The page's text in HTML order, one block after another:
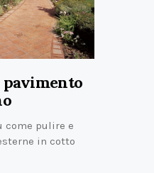
pulire e
in cotto